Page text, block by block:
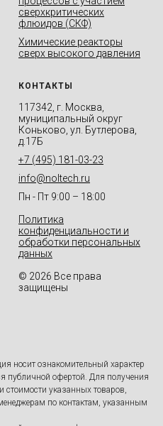
сверхкритических
флюидов (СКФ)
Химические реакторы
сверх высокого давления
КОНТАКТЫ
117342, г. Москва,
муниципальный округ
Коньково, ул. Бутлерова,
д.17Б
+7 (495) 181-03-23
info@noltech.ru
Пн - Пт 9:00 – 18:00
Политика
конфиденциальности и
обработки персональных
данных
© 2026 Все права
защищены
носит ознакомительный характер
публичной офертой. Для получения
указанных товаров,
по контактам, указанным